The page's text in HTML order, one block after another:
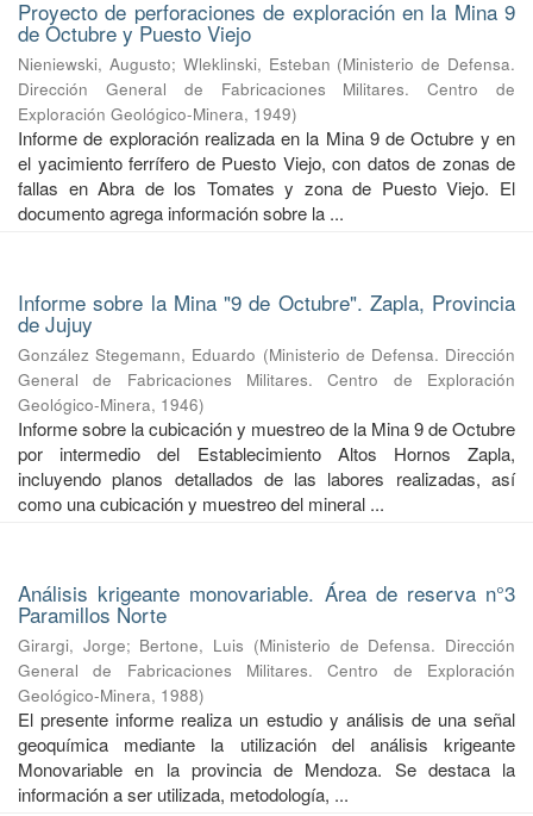
Proyecto de perforaciones de exploración en la Mina 9
de Octubre y Puesto Viejo
Nieniewski, Augusto; Wleklinski, Esteban (Ministerio de Defensa.
Dirección General de Fabricaciones Militares. Centro de
Exploración Geológico-Minera, 1949)
Informe de exploración realizada en la Mina 9 de Octubre y en
el yacimiento ferrífero de Puesto Viejo, con datos de zonas de
fallas en Abra de los Tomates y zona de Puesto Viejo. El
documento agrega información sobre la ...
Informe sobre la Mina "9 de Octubre". Zapla, Provincia
de Jujuy
González Stegemann, Eduardo (Ministerio de Defensa. Dirección
General de Fabricaciones Militares. Centro de Exploración
Geológico-Minera, 1946)
Informe sobre la cubicación y muestreo de la Mina 9 de Octubre
por intermedio del Establecimiento Altos Hornos Zapla,
incluyendo planos detallados de las labores realizadas, así
como una cubicación y muestreo del mineral ...
Análisis krigeante monovariable. Área de reserva n°3
Paramillos Norte
Girargi, Jorge; Bertone, Luis (Ministerio de Defensa. Dirección
General de Fabricaciones Militares. Centro de Exploración
Geológico-Minera, 1988)
El presente informe realiza un estudio y análisis de una señal
geoquímica mediante la utilización del análisis krigeante
Monovariable en la provincia de Mendoza. Se destaca la
información a ser utilizada, metodología, ...